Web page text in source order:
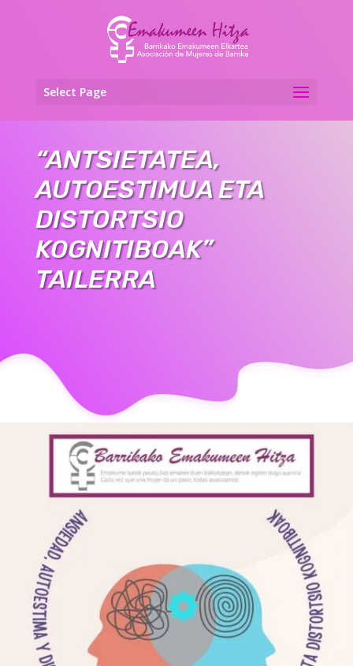
Select Page
“ANTSIETATEA,
AUTOESTIMUA ETA
DISTORTSIO
KOGNITIBOAK”
TAILERRA